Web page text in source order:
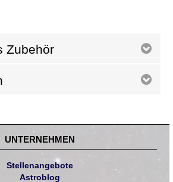
Zubehör
UNTERNEHMEN
Stellenangebote
Astroblog